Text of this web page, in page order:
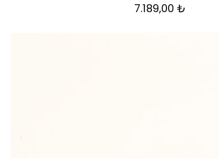
7.189,00 ₺